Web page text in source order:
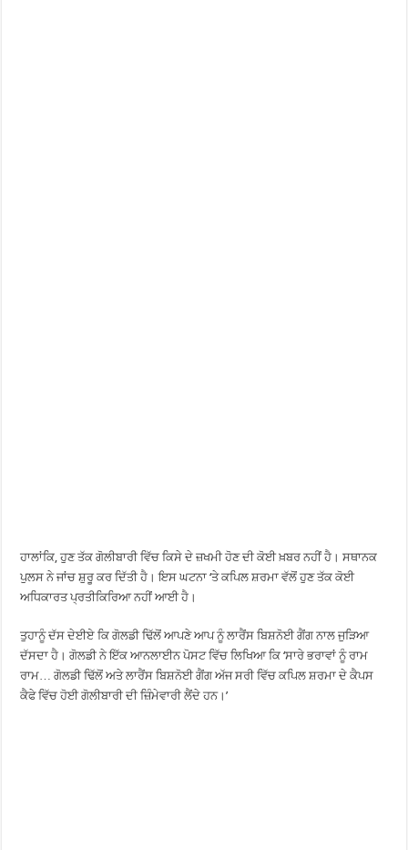
ਹਾਲਾਂਕਿ, ਹੁਣ ਤੱਕ ਗੋਲੀਬਾਰੀ ਵਿੱਚ ਕਿਸੇ ਦੇ ਜ਼ਖਮੀ ਹੋਣ ਦੀ ਕੋਈ ਖ਼ਬਰ ਨਹੀਂ ਹੈ। ਸਥਾਨਕ
ਪੁਲਸ ਨੇ ਜਾਂਚ ਸ਼ੁਰੂ ਕਰ ਦਿੱਤੀ ਹੈ। ਇਸ ਘਟਨਾ ‘ਤੇ ਕਪਿਲ ਸ਼ਰਮਾ ਵੱਲੋਂ ਹੁਣ ਤੱਕ ਕੋਈ
ਅਧਿਕਾਰਤ ਪ੍ਰਤੀਕਿਰਿਆ ਨਹੀਂ ਆਈ ਹੈ।
ਤੁਹਾਨੂੰ ਦੱਸ ਦੇਈਏ ਕਿ ਗੋਲਡੀ ਢਿੱਲੋਂ ਆਪਣੇ ਆਪ ਨੂੰ ਲਾਰੈਂਸ ਬਿਸ਼ਨੋਈ ਗੈਂਗ ਨਾਲ ਜੁੜਿਆ
ਦੱਸਦਾ ਹੈ। ਗੋਲਡੀ ਨੇ ਇੱਕ ਆਨਲਾਈਨ ਪੋਸਟ ਵਿੱਚ ਲਿਖਿਆ ਕਿ ‘ਸਾਰੇ ਭਰਾਵਾਂ ਨੂੰ ਰਾਮ
ਰਾਮ… ਗੋਲਡੀ ਢਿੱਲੋਂ ਅਤੇ ਲਾਰੈਂਸ ਬਿਸ਼ਨੋਈ ਗੈਂਗ ਅੱਜ ਸਰੀ ਵਿੱਚ ਕਪਿਲ ਸ਼ਰਮਾ ਦੇ ਕੈਪਸ
ਕੈਫੇ ਵਿੱਚ ਹੋਈ ਗੋਲੀਬਾਰੀ ਦੀ ਜ਼ਿੰਮੇਵਾਰੀ ਲੈਂਦੇ ਹਨ।’